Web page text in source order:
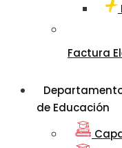
Factura
de Educación